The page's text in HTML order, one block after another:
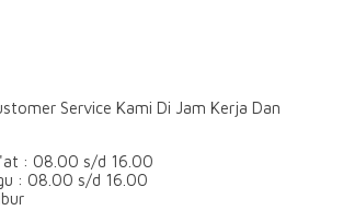
Service Kami Di Jam Kerja Dan
: 08.00 s/d 16.00
: 08.00 s/d 16.00